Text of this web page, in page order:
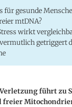
für gesunde
mtDNA?
wirkt
getriggert
führt zu